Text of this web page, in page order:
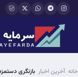
رفتن به محتوای اصلی
خانه آخرین اخبار بازنگری